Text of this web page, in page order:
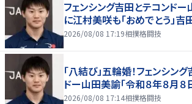
フェンシング吉田とテコンド
に江村美咲も「おめでとう」
2026/08/08 17:19相撲格闘技
「八結び」五輪婚！フェンシン
ドー山田美諭「令和８年８月
2026/08/08 17:14相撲格闘技